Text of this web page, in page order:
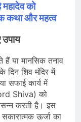
को
कथा और महत्व
हैं या मानसिक तनाव
दिन शिव मंदिर में
सफाई कार्य में
Shiva) को
करती है। इस
ऊर्जा का